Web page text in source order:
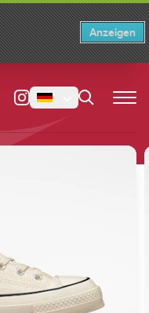
Anzeigen
Switch ×